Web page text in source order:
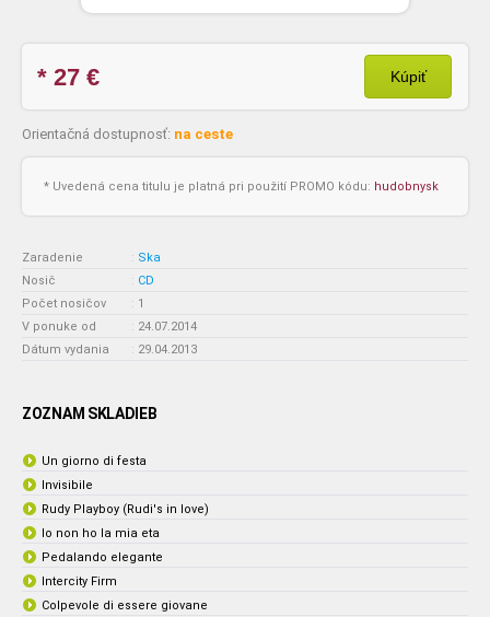
* 27 € Kúpiť
Orientačná dostupnosť: na ceste
* Uvedená cena titulu je platná pri použití PROMO kódu: hudobnysk
Zaradenie : Ska
Nosič
: CD
Počet nosičov
: 1
V ponuke od
: 24.07.2014
Dátum vydania
: 29.04.2013
ZOZNAM SKLADIEB
Un giorno di festa
Invisibile
Rudy Playboy (Rudi's in love)
Io non ho la mia eta
Pedalando elegante
Intercity Firm
Colpevole di essere giovane